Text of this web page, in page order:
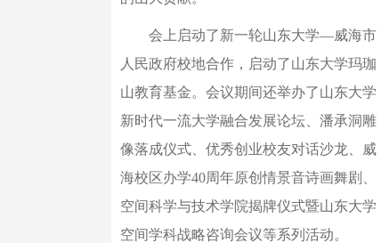
会上启动了新一轮山东大学—威海市
人民政府校地合作，启动了山东大学玛珈
山教育基金。会议期间还举办了山东大学
新时代一流大学融合发展论坛、潘承洞雕
像落成仪式、优秀创业校友对话沙龙、威
海校区办学40周年原创情景音诗画舞剧、
空间科学与技术学院揭牌仪式暨山东大学
空间学科战略咨询会议等系列活动。